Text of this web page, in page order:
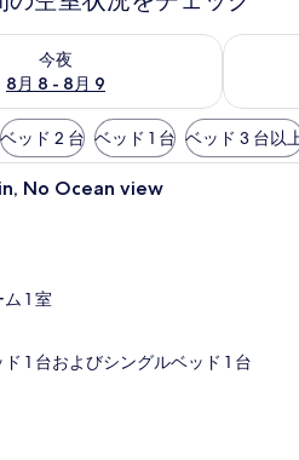
今夜
8月 8 - 8月 9
9 の空室状況をチェック明日 8
ベッド 2 台 ベッド 1 台 ベッド 3 台以
高級寝具、セーフティ
No Ocean view
1 室
1 台およびシングルベッド 1 台